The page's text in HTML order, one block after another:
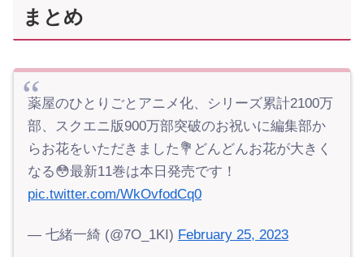
まとめ
薬屋のひとりごとアニメ化、シリーズ累計2100万
部、スクエニ版900万部突破のお祝いに編集部か
らお花をいただきました💐どんどんお花が大きく
なる😳最新11巻は本日発売です！
pic.twitter.com/WkOvfodCq0
— 七緒一綺 (@7O_1KI) February 25, 2023